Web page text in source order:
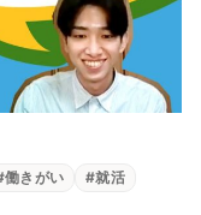
働きがい #就活